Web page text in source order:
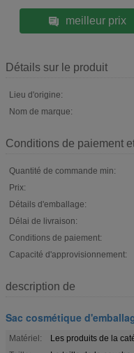
meilleur prix
Détails sur le produit
Lieu d'origine:
Nom de marque:
Conditions de paiement
Quantité de commande min:
Prix:
Détails d'emballage:
Délai de livraison:
Conditions de paiement:
Capacité d'approvisionnement:
description de
Sac cosmétique
Matériel:
Les produits de la